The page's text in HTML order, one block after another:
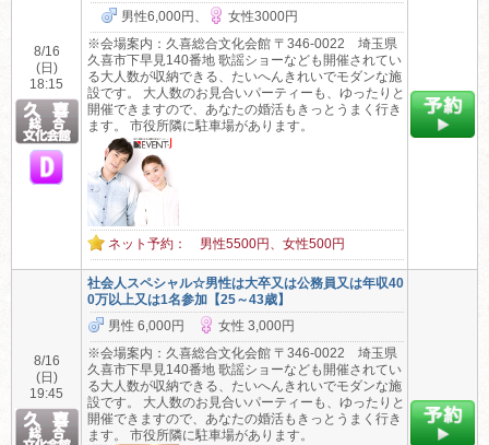
8/16
(日)
18:15
男性6,000円、
女性3000円
※会場案内：久喜総合文化会館 〒346-0022 埼玉県
久喜市下早見140番地 歌謡ショーなども開催されてい
る大人数が収納できる、たいへんきれいでモダンな施
設です。 大人数のお見合いパーティーも、ゆったりと
開催できますので、あなたの婚活もきっとうまく行き
ます。 市役所隣に駐車場があります。
ネット予約： 男性5500円、女性500円
8/16
(日)
19:45
社会人スペシャル☆男性は大卒又は公務員又は年収40
0万以上又は1名参加【25～43歳】
男性 6,000円
女性 3,000円
※会場案内：久喜総合文化会館 〒346-0022 埼玉県
久喜市下早見140番地 歌謡ショーなども開催されてい
る大人数が収納できる、たいへんきれいでモダンな施
設です。 大人数のお見合いパーティーも、ゆったりと
開催できますので、あなたの婚活もきっとうまく行き
ます。 市役所隣に駐車場があります。